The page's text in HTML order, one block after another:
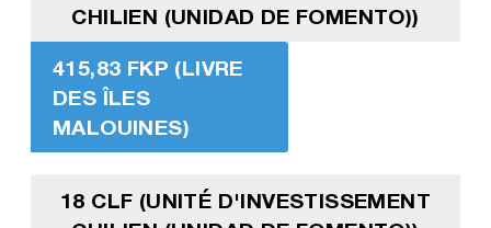
CHILIEN (UNIDAD DE FOMENTO))
415,83 FKP (LIVRE
DES ÎLES
MALOUINES)
18 CLF (UNITÉ D'INVESTISSEMENT